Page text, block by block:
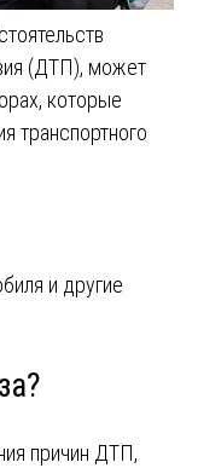
(ДТП), может
которые
транспортного
и другие
причин ДТП,